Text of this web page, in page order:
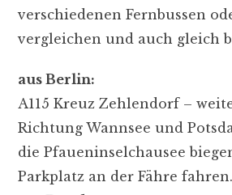
verschiedenen Fernbussen
vergleichen und auch gleich
aus Berlin:
A115 Kreuz Zehlendorf –
Richtung Wannsee und
die Pfaueninselchausee
Parkplatz an der Fähre fahren.